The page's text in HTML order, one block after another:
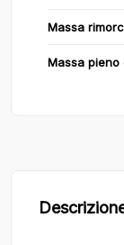
Massa
Massa pieno